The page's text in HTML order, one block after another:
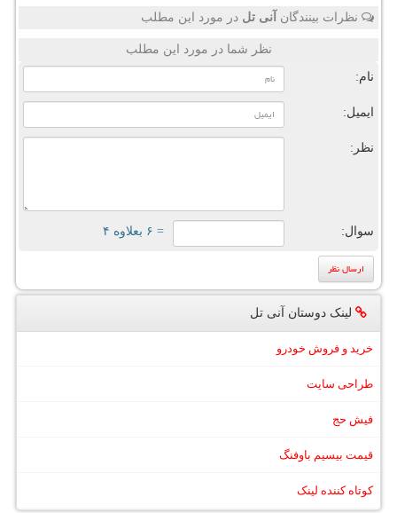
نظرات بینندگان آنی تل در مورد این مطلب
نظر شما در مورد این مطلب
نام:
ایمیل:
نظر:
سوال: = ۶ بعلاوه ۴
لینک دوستان آنی تل
خرید و فروش خودرو
طراحی سایت
فیش حج
قیمت بیسیم باوفنگ
کوتاه کننده لینک